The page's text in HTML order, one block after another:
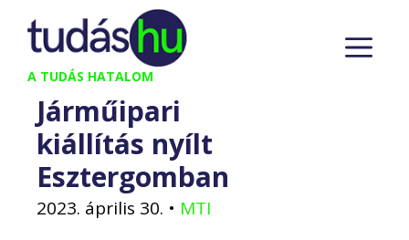
Kilépés
tartalomba
A TUDÁS HATALOM
Járműipari
kiállítás nyílt
Esztergomban
2023. április 30. • MTI